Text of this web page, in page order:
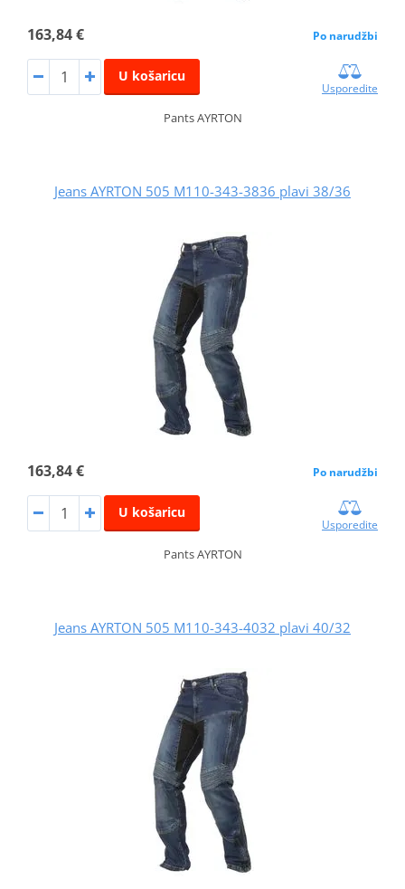
163,84 € Po narudžbi
U košaricu
Usporedite
Pants AYRTON
Jeans AYRTON 505 M110-343-3836 plavi 38/36
163,84 € Po narudžbi
U košaricu
Usporedite
Pants AYRTON
Jeans AYRTON 505 M110-343-4032 plavi 40/32